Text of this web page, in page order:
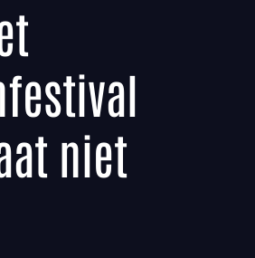
niet